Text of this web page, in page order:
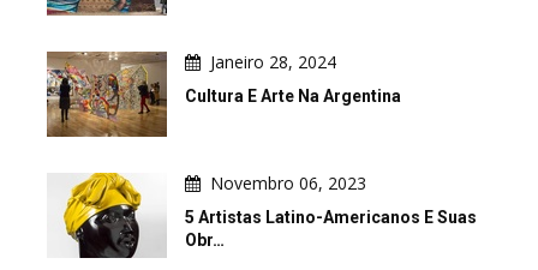
Janeiro 28, 2024
Cultura E Arte Na Argentina
Novembro 06, 2023
5 Artistas Latino-Americanos E Suas
Obr…